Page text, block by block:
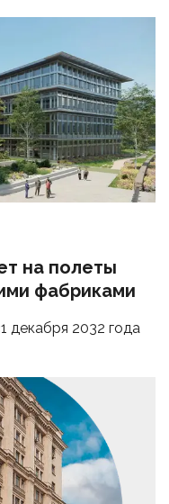
на полеты
фабриками
декабря 2032 года